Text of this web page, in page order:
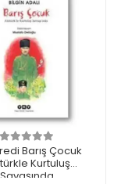
Barış Çocuk
Kurtuluş
Savaşında